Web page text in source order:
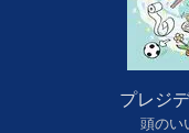
プレジ
頭のい